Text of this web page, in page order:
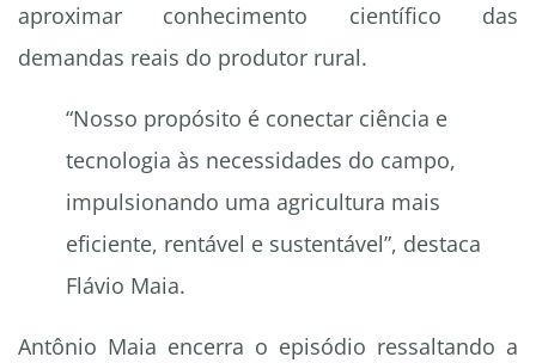
aproximar conhecimento científico das
demandas reais do produtor rural.
“Nosso propósito é conectar ciência e
tecnologia às necessidades do campo,
impulsionando uma agricultura mais
eficiente, rentável e sustentável”, destaca
Flávio Maia.
Antônio Maia encerra o episódio ressaltando a